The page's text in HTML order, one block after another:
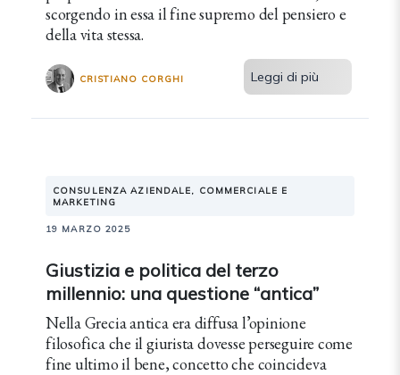
scorgendo in essa il fine supremo del pensiero e
della vita stessa.
CRISTIANO CORGHI Leggi di più
CONSULENZA AZIENDALE, COMMERCIALE E
MARKETING
19 MARZO 2025
Giustizia e politica del terzo
millennio: una questione “antica”
Nella Grecia antica era diffusa l’opinione
filosofica che il giurista dovesse perseguire come
fine ultimo il bene, concetto che coincideva